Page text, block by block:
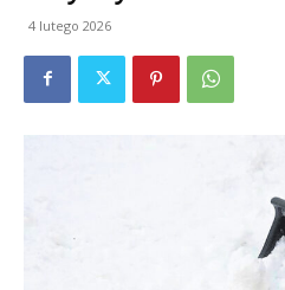
4 lutego 2026